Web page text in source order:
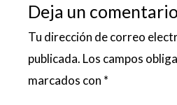
Deja un comentario
Tu dirección de correo
publicada. Los campos
marcados con *